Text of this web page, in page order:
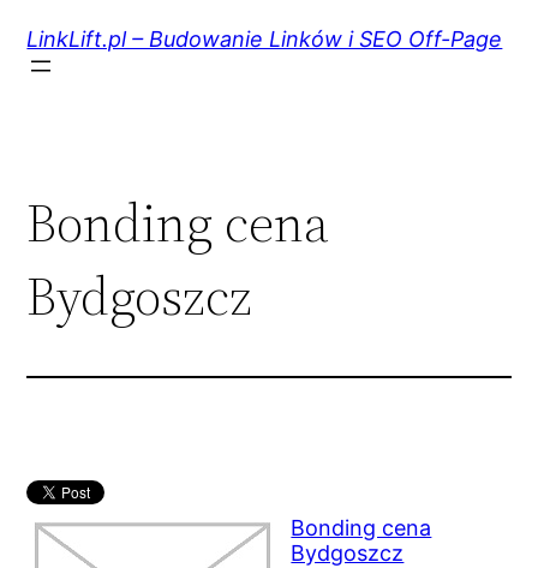
treści
LinkLift.pl – Budowanie Linków i SEO Off-Page
Bonding cena
Bydgoszcz
Bonding cena
Bydgoszcz